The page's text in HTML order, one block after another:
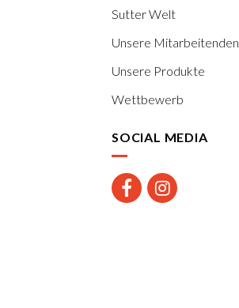
Sutter Welt
Unsere Mitarbeitenden
Unsere Produkte
Wettbewerb
SOCIAL MEDIA